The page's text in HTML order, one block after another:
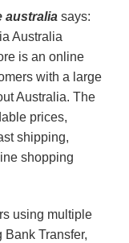
australia says:
Australia
is an online
with a large
Australia. The
prices,
shipping,
shopping
using multiple
Transfer,